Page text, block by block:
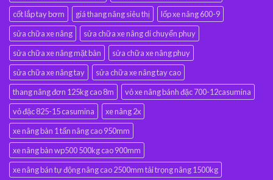
cốt lắp tay bơm
giá thang nâng siêu thị
lốp xe nâng 600-9
sửa chữa xe nâng
sửa chữa xe nâng di chuyển phuy
sửa chữa xe nâng mặt bàn
sửa chữa xe nâng phuy
sửa chữa xe nâng tay
sửa chữa xe nâng tay cao
thang nâng đơn 125kg cao 8m
vỏ xe nâng bánh đặc 700-12casumina
vỏ đặc 825-15 casumina
xe nâng 2x
xe nâng bàn 1 tấn nâng cao 950mm
xe nâng bàn wp500 500kg cao 900mm
xe nâng bán tự động nâng cao 2500mm tải trọng nâng 1500kg